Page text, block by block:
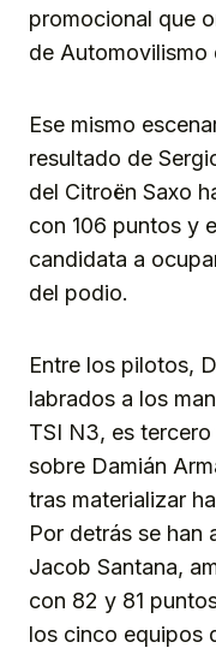
promocional que
de Automovilismo
Ese mismo
resultado de
del Citroën Saxo
con 106 puntos y
candidata a
del podio.
Entre los pilotos,
labrados a los
TSI N3, es
sobre Damián
tras materializar
Por detrás se han
Jacob Santana,
con 82 y 81
los cinco equipos